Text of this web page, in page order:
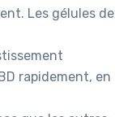
Les gélules de
rapidement, en